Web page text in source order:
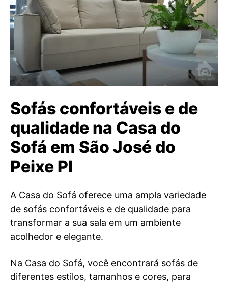
Sofás confortáveis e de
qualidade na Casa do
Sofá em São José do
Peixe PI
A Casa do Sofá oferece uma ampla variedade
de sofás confortáveis e de qualidade para
transformar a sua sala em um ambiente
acolhedor e elegante.
Na Casa do Sofá, você encontrará sofás de
diferentes estilos, tamanhos e cores, para